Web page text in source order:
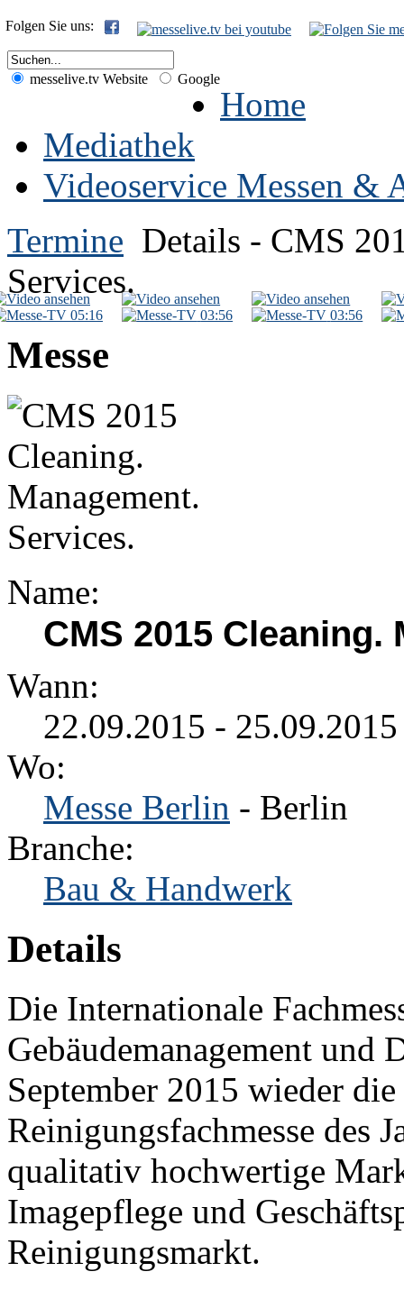
Folgen Sie uns:
messelive.tv Website Google
Home
Mediathek
Videoservice Messen &
Termine Details - CMS
Services.
05:16 03:56 03:56
Messe
Name:
CMS 2015 Cleaning.
Wann:
22.09.2015 - 25.09.2015
Wo:
Messe Berlin - Berlin
Branche:
Bau & Handwerk
Details
Die Internationale
Gebäudemanagement und
September 2015 wieder
Reinigungsfachmesse des
qualitativ hochwertige
Imagepflege und
Reinigungsmarkt.